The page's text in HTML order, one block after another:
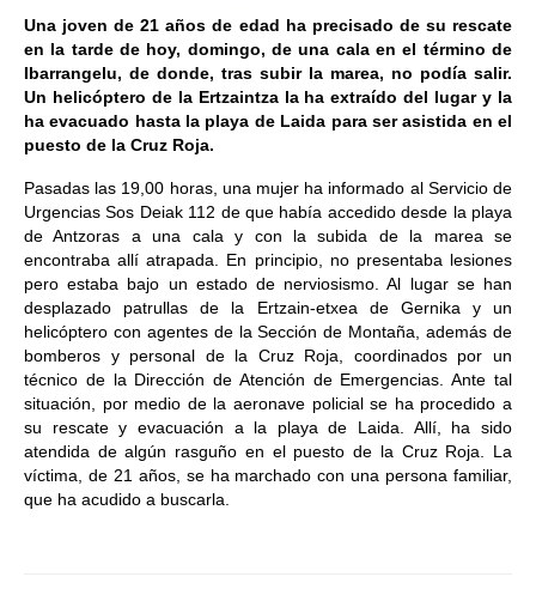
Una joven de 21 años de edad ha precisado de su rescate
en la tarde de hoy, domingo, de una cala en el término de
Ibarrangelu, de donde, tras subir la marea, no podía salir.
Un helicóptero de la Ertzaintza la ha extraído del lugar y la
ha evacuado hasta la playa de Laida para ser asistida en el
puesto de la Cruz Roja.
Pasadas las 19,00 horas, una mujer ha informado al Servicio de
Urgencias Sos Deiak 112 de que había accedido desde la playa
de Antzoras a una cala y con la subida de la marea se
encontraba allí atrapada. En principio, no presentaba lesiones
pero estaba bajo un estado de nerviosismo. Al lugar se han
desplazado patrullas de la Ertzain-etxea de Gernika y un
helicóptero con agentes de la Sección de Montaña, además de
bomberos y personal de la Cruz Roja, coordinados por un
técnico de la Dirección de Atención de Emergencias. Ante tal
situación, por medio de la aeronave policial se ha procedido a
su rescate y evacuación a la playa de Laida. Allí, ha sido
atendida de algún rasguño en el puesto de la Cruz Roja. La
víctima, de 21 años, se ha marchado con una persona familiar,
que ha acudido a buscarla.